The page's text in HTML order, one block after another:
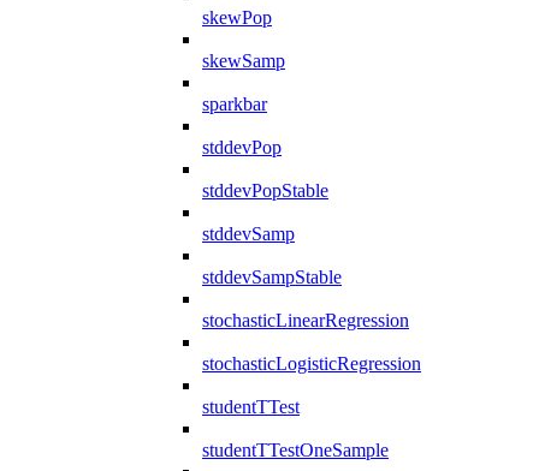
skewPop
skewSamp
sparkbar
stddevPop
stddevPopStable
stddevSamp
stddevSampStable
stochasticLinearRegression
stochasticLogisticRegression
studentTTest
studentTTestOneSample